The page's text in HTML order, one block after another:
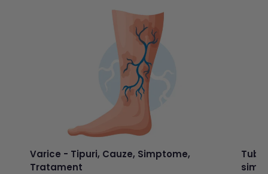
Varice - Tipuri, Cauze, Simptome,
Tratament